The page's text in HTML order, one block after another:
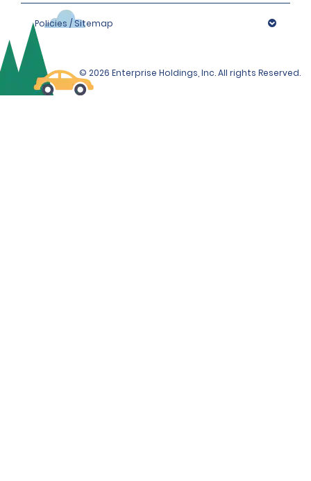
Policies / Sitemap
© 2026 Enterprise Holdings, Inc. All rights Reserved.